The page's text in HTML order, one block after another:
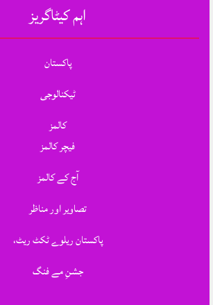
اہم کیٹاگریز
پاکستان
ٹیکنالوجی
کالمز
فیچر کالمز
آج کے کالمز
تصاویر اور مناظر
پاکستان ریلوے ٹکٹ ریٹ،
جشنِ مے فنگ